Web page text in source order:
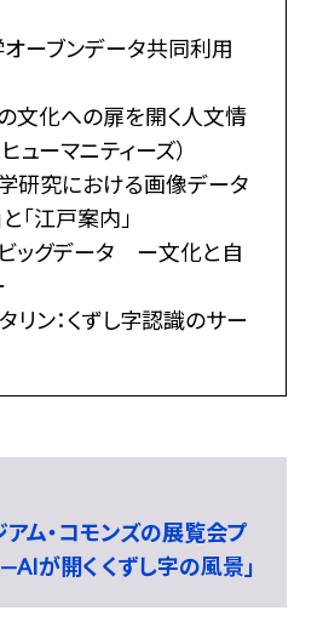
ーブンデータ共同利用
文化への扉を開く人文情
ューマニティーズ）
研究における画像データ
「江戸案内」
ッグデータ ー文化と自
リン：くずし字認識のサー
ム・コモンズの展覧会プ
が開く くずし字の風景」